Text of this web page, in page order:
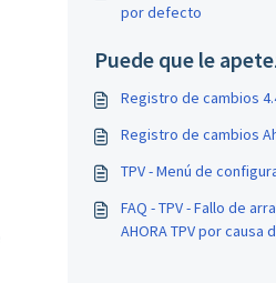
por defecto
Puede que le
Registro de cambios
Registro de cambios
TPV - Menú de
FAQ - TPV - Fallo de
AHORA TPV por causa